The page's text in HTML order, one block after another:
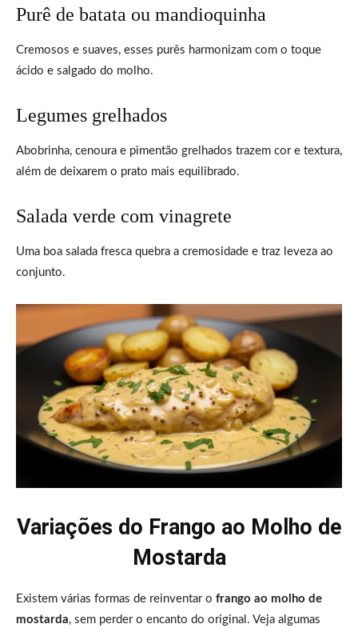
Purê de batata ou mandioquinha
Cremosos e suaves, esses purês harmonizam com o toque
ácido e salgado do molho.
Legumes grelhados
Abobrinha, cenoura e pimentão grelhados trazem cor e textura,
além de deixarem o prato mais equilibrado.
Salada verde com vinagrete
Uma boa salada fresca quebra a cremosidade e traz leveza ao
conjunto.
Variações do Frango ao Molho de
Mostarda
Existem várias formas de reinventar o frango ao molho de
mostarda, sem perder o encanto do original. Veja algumas